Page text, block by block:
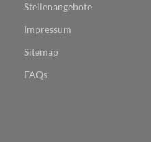
Stellenangebote
Impressum
Sitemap
FAQs